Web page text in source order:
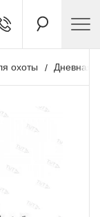
охоты Дневная